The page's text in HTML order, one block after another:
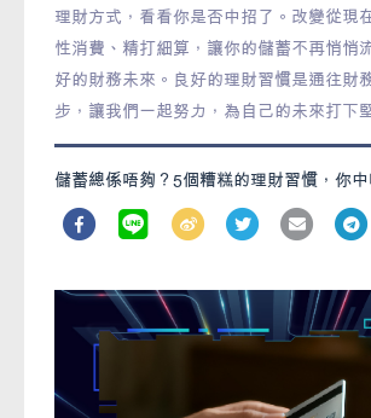
理財方式，看看你是否中招了。改變從現
性消費、精打細算，讓你的儲蓄不再悄悄
好的財務未來。良好的理財習慣是通往財
步，讓我們一起努力，為自己的未來打下
儲蓄總係唔夠？5個糟糕的理財習慣，你中